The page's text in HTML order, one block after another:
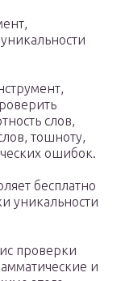
слов,
тошноту,
ошибок.
бесплатно
уникальности
проверки
и